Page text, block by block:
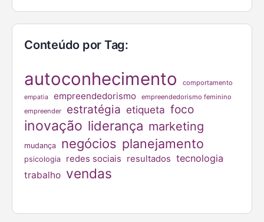
Conteúdo por Tag:
autoconhecimento comportamento
empatia empreendedorismo
empreendedorismo feminino
empreender
estratégia etiqueta foco
inovação liderança marketing
mudança negócios planejamento
psicologia redes sociais resultados tecnologia
trabalho vendas